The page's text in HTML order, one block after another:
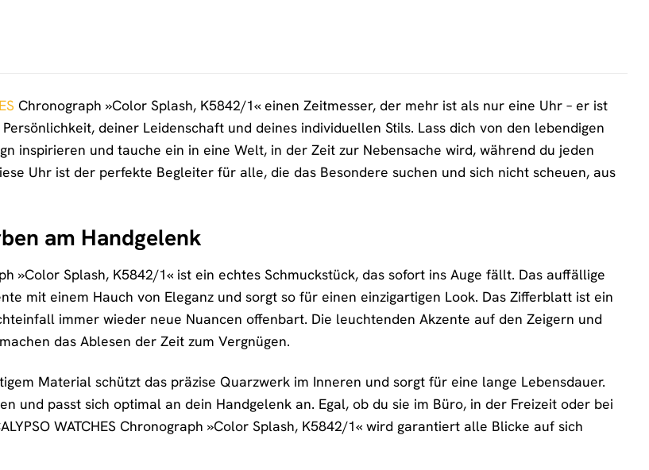
Chronograph »Color Splash, K5842/1« einen Zeitmesser, der mehr ist als nur eine Uhr – er ist
deiner Leidenschaft und deines individuellen Stils. Lass dich von den lebendigen
inspirieren und tauche ein in eine Welt, in der Zeit zur Nebensache wird, während du jeden
Uhr ist der perfekte Begleiter für alle, die das Besondere suchen und sich nicht scheuen, aus
am Handgelenk
»Color Splash, K5842/1« ist ein echtes Schmuckstück, das sofort ins Auge fällt. Das auffällige
mit einem Hauch von Eleganz und sorgt so für einen einzigartigen Look. Das Zifferblatt ist ein
immer wieder neue Nuancen offenbart. Die leuchtenden Akzente auf den Zeigern und
das Ablesen der Zeit zum Vergnügen.
Material schützt das präzise Quarzwerk im Inneren und sorgt für eine lange Lebensdauer.
und passt sich optimal an dein Handgelenk an. Egal, ob du sie im Büro, in der Freizeit oder bei
WATCHES Chronograph »Color Splash, K5842/1« wird garantiert alle Blicke auf sich